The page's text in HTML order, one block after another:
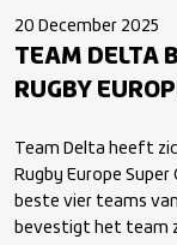
20 December 2025
TEAM DELTA
RUGBY
Team Delta heeft
Rugby Europe
beste vier teams
bevestigt het team